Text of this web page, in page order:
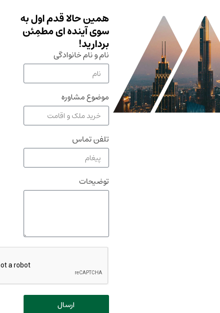
همین حالا قدم اول به
سوی آینده ای مطمِئن
بردارید!
نام و نام خانوادگی
موضوع مشاوره